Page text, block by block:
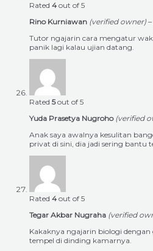
Rated 4 out of 5
Rino Kurniawan (verified owner) –
Tutor ngajarin cara mengatur
panik lagi kalau ujian datang.
Rated 5out of 5
Yuda Prasetya Nugroho (verified
Anak saya awalnya kesulitan
privat di sini, dia jadi sering bantu
Rated 4 out of 5
Tegar Akbar Nugraha (verified
Kakaknya ngajarin biologi
tempel di dinding kamarnya.